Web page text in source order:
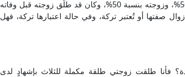
الاجتماعية والصحية، ويتضمن استحقاق نجله بنسبة 50%، وزوجته بنسبة 50%، وكان قد طلّق زوجته قبل وفاته
صفتها أو تُعتبر تركة، وفي حالة اعتبارها تركة، فهل
فأنا طلقت زوجتي طلقة مكملة للثلاث بإشهادٍ لدى